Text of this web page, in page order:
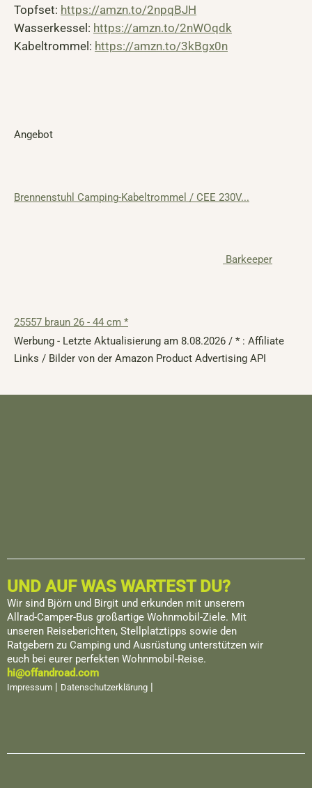
Topfset: https://amzn.to/2npqBJH
Wasserkessel: https://amzn.to/2nWOqdk
Kabeltrommel: https://amzn.to/3kBgx0n
Angebot
Brennenstuhl Camping-Kabeltrommel / CEE 230V...
Barkeeper
25557 braun 26 - 44 cm *
Werbung - Letzte Aktualisierung am 8.08.2026 / * : Affiliate
Links / Bilder von der Amazon Product Advertising API
UND AUF WAS WARTEST DU?
Wir sind Björn und Birgit und erkunden mit unserem
Allrad-Camper-Bus großartige Wohnmobil-Ziele. Mit
unseren Reiseberichten, Stellplatztipps sowie den
Ratgebern zu Camping und Ausrüstung unterstützen wir
euch bei eurer perfekten Wohnmobil-Reise.
hi@offandroad.com
Impressum | Datenschutzerklärung |